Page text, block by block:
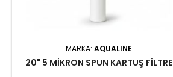
MARKA: AQUALINE
20" 5 MİKRON SPUN KARTUŞ FİLTRE